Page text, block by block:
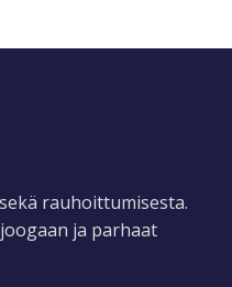
rauhoittumisesta.
ja parhaat